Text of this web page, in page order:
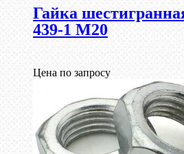
Гайка
439-1 М20
Цена по запросу